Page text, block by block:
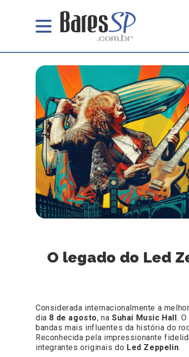
O legado do Led
Considerada internacionalmente a
dia 8 de agosto, naSuhai Music Hall .
bandas mais influentes da história do
Reconhecida pela impressionante
integrantes originais do Led Zeppelin.